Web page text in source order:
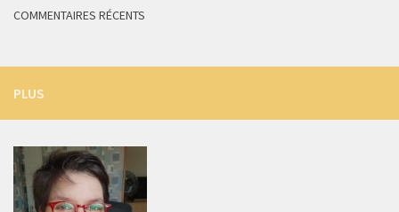
COMMENTAIRES RÉCENTS
PLUS